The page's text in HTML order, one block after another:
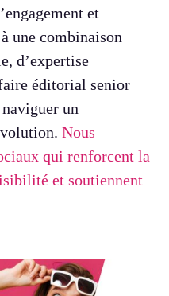
et
une combinaison
d’expertise
éditorial senior
un
Nous
qui renforcent la
et soutiennent